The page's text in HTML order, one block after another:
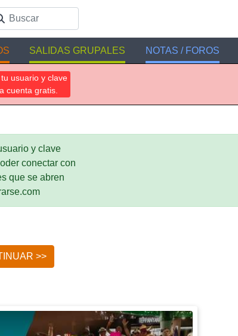
SALIDAS GRUPALES NOTAS / FOROS
usuario y clave
cuenta gratis.
y clave
conectar con
que se abren
>>